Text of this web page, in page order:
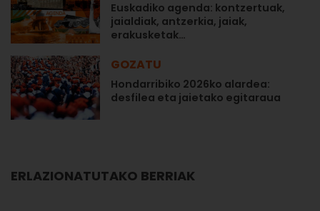
Euskadiko agenda: kontzertuak,
jaialdiak, antzerkia, jaiak,
erakusketak…
GOZATU
Hondarribiko 2026ko alardea:
desfilea eta jaietako egitaraua
ERLAZIONATUTAKO BERRIAK